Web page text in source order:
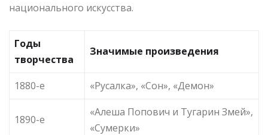
национального искусства.
Годы
творчества
Значимые произведения
1880-е «Русалка», «Сон», «Демон»
1890-е
«Алеша Попович и Тугарин Змей»,
«Сумерки»